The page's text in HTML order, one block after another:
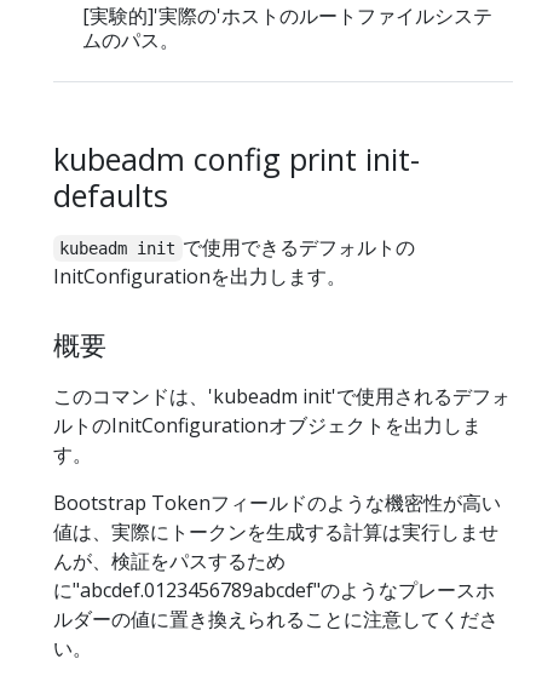
[実験的]'実際の'ホストのルートファイルシステ
ムのパス。
kubeadm config print init-
defaults
kubeadm init で使用できるデフォルトの
InitConfigurationを出力します。
概要
このコマンドは、'kubeadm init'で使用されるデフォ
ルトのInitConfigurationオブジェクトを出力しま
す。
Bootstrap Tokenフィールドのような機密性が高い
値は、実際にトークンを生成する計算は実行しませ
んが、検証をパスするため
に"abcdef.0123456789abcdef"のようなプレースホ
ルダーの値に置き換えられることに注意してくださ
い。